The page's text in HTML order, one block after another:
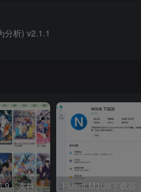
分析) v2.1.1
Kazumi番剧采集v1.6.9：支持自定义规则+在线观看+弹幕，跨平台下载 Fluent M3U8下载器